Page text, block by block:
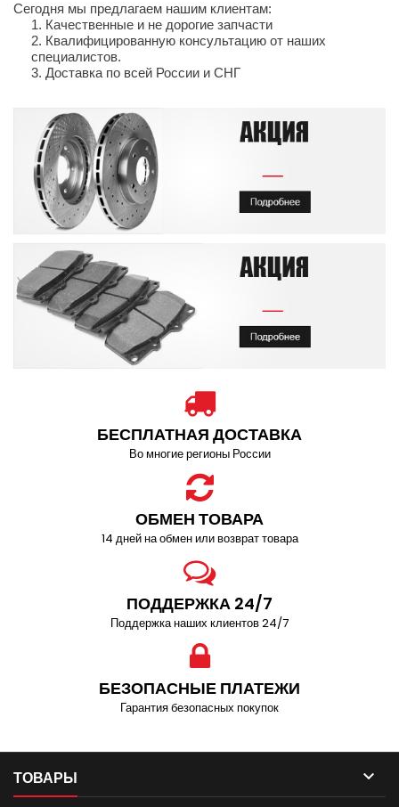
Сегодня мы предлагаем нашим клиентам:
Качественные и не дорогие запчасти
Квалифицированную консультацию от наших
специалистов.
Доставка по всей России и СНГ
БЕСПЛАТНАЯ ДОСТАВКА
Во многие регионы России
ОБМЕН ТОВАРА
14 дней на обмен или возврат товара
ПОДДЕРЖКА 24/7
Поддержка наших клиентов 24/7
БЕЗОПАСНЫЕ ПЛАТЕЖИ
Гарантия безопасных покупок
ТОВАРЫ 